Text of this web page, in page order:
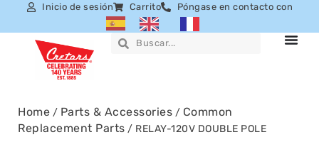
Inicio de sesión Carrito Póngase en contacto con
Home / Parts & Accessories / Common
Replacement Parts / RELAY-120V DOUBLE POLE